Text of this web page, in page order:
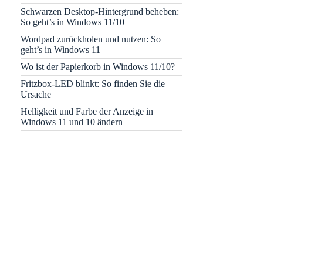
Schwarzen Desktop-Hintergrund beheben:
So geht’s in Windows 11/10
Wordpad zurückholen und nutzen: So
geht’s in Windows 11
Wo ist der Papierkorb in Windows 11/10?
Fritzbox-LED blinkt: So finden Sie die
Ursache
Helligkeit und Farbe der Anzeige in
Windows 11 und 10 ändern